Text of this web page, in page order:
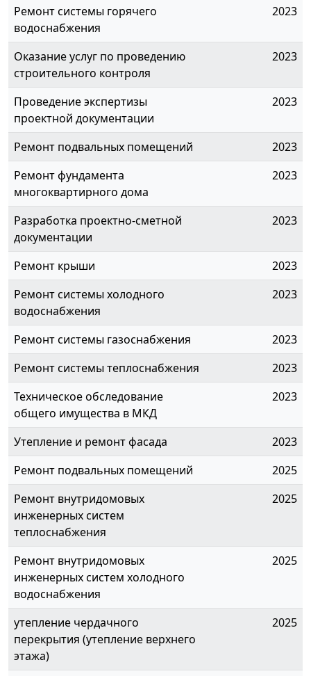
Ремонт системы горячего
водоснабжения
2023
Оказание услуг по проведению
строительного контроля
2023
Проведение экспертизы
проектной документации
2023
Ремонт подвальных помещений
2023
Ремонт фундамента
многоквартирного дома
2023
Разработка проектно-сметной
документации
2023
Ремонт крыши
2023
Ремонт системы холодного
водоснабжения
2023
Ремонт системы газоснабжения
2023
Ремонт системы теплоснабжения
2023
Техническое обследование
общего имущества в МКД
2023
Утепление и ремонт фасада
2023
Ремонт подвальных помещений
2025
Ремонт внутридомовых
инженерных систем
теплоснабжения
2025
Ремонт внутридомовых
инженерных систем холодного
водоснабжения
2025
утепление чердачного
перекрытия (утепление верхнего
этажа)
2025